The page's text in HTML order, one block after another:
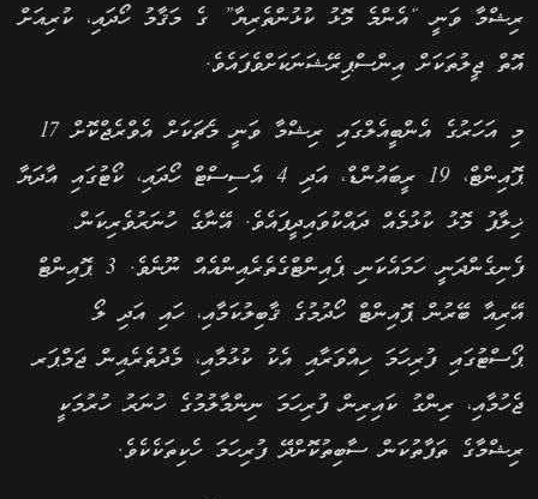
ރިޝްމާ ވަނީ “އެންމެ މޮޅު ކުޅުންތެރިޔާ” ގެ މަޤާމު ހޯދައި، ކުރިއަށް
އޮތް ޖީލުތަކަށް އިންސްޕިރޭޝަނަކަށްވެފައެވެ.
މި އަހަރުގެ އެންބީއެލްގައި ރިޝްމާ ވަނީ މެޗަކަށް އެވްރެޖްކޮށް 17
ޕޮއިންޓް، 19 ރީބައުންޑް، އަދި 4 އެސިސްޓް ހޯދައި، ކޯޓުގައި އާދަޔާ
ޚިލާފު މޮޅު ކުޅުމެއް ދައްކުވައިދީފައެވެ. އޭނާގެ ހުނަރުވެރިކަން
ފެނިގެންދަނީ ހަމައެކަނި ޕެއިންޓްގެތެރެއިންއެއް ނޫނެވެ. 3 ޕޮއިންޓް
އޭރިއާ ބޭރުން ޕޮއިންޓް ހޯދުމުގެ ޤާބިލުކަމާއި، ހައި އަދި ލޯ
ޕޯސްޓުގައި ފުރިހަމަ ހިއްވަރާއި އެކު ކުޅުމާއި، މެދުތެރެއިން ޖަމްޕަރ
ޖެހުމާއި، ރިންގު ކައިރިން ފުރިހަމަ ނިންމާލުމުގެ ހުނަރު ހުރުމަކީ
ރިޝްމާގެ ތަފާތުކަން ސާބިތުކޮށްދޭ ފުރިހަމަ ހެކިތަކެކެވެ.